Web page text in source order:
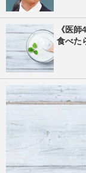
《医
食べた